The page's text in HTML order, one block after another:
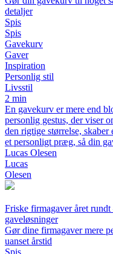
detaljer
Spis
Spis
Gavekurv
Gaver
Inspiration
Personlig stil
Livsstil
2 min
En gavekurv er mere end
personlig gestus, der viser
den rigtige størrelse,
et personligt præg, så din
Lucas Olesen
Lucas
Olesen
Friske firmagaver året
gaveløsninger
Gør dine firmagaver mere
uanset årstid